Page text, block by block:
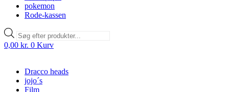
pokemon
Rode-kassen
Products
search
0,00 kr. 0 Kurv
Dracco heads
jojo´s
Film